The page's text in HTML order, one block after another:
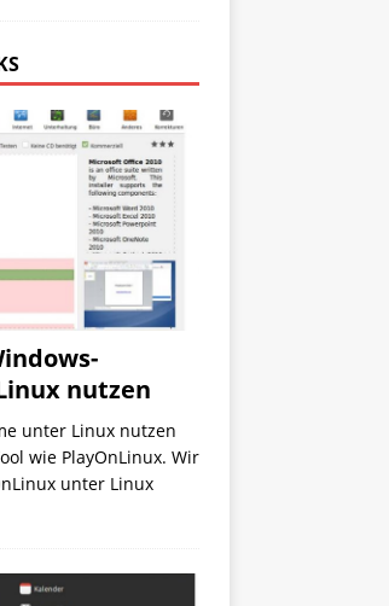
nutzen
unter Linux nutzen
wie PlayOnLinux. Wir
unter Linux